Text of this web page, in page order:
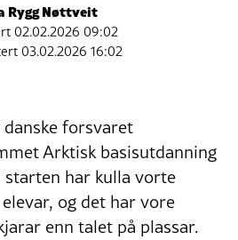
Rygg Nøttveit
02.02.2026 09:02
03.02.2026 16:02
forsvaret
Arktisk basisutdanning
starten har kulla vorte
og det har vore
enn talet på plassar.